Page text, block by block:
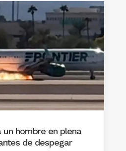
hombre en plena
de despegar